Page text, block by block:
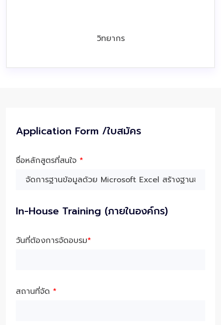
วิทยากร
Application Form /ใบสมัคร
ชื่อหลักสูตรที่สนใจ *
In-House Training (ภายในองค์กร)
วันที่ต้องการจัดอบรม*
สถานที่จัด *